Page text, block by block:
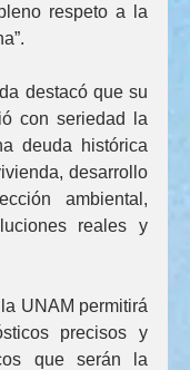
respeto a la
destacó que su
con seriedad la
deuda histórica
desarrollo
ambiental,
reales y
UNAM permitirá
precisos y
que serán la